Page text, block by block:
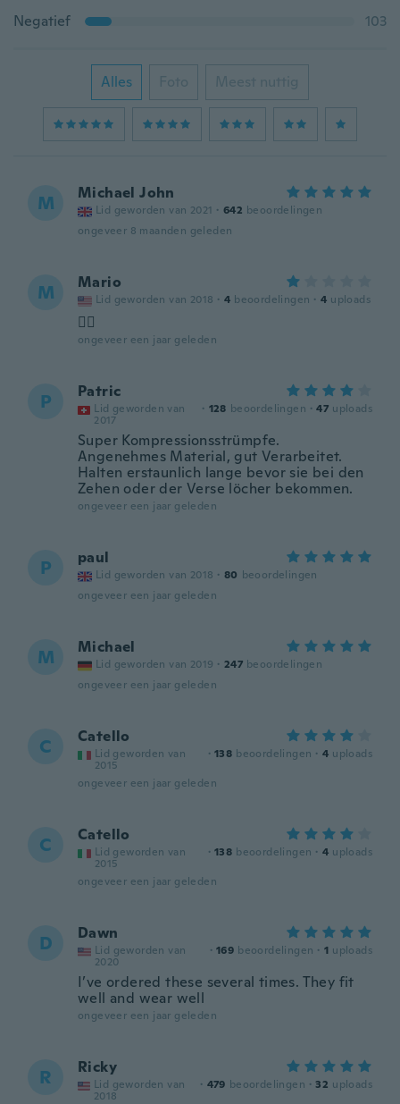
Negatief
103
Alles Foto Meest nuttig
M Michael John
Lid geworden van 2021 · 642 beoordelingen
ongeveer 8 maanden geleden
M Mario
Lid geworden van 2018 · 4 beoordelingen · 4 uploads
👌🏽
ongeveer een jaar geleden
P Patric
Lid geworden van
2017
· 128 beoordelingen · 47 uploads
Super Kompressionsstrümpfe.
Angenehmes Material, gut Verarbeitet.
Halten erstaunlich lange bevor sie bei den
Zehen oder der Verse löcher bekommen.
ongeveer een jaar geleden
P paul
Lid geworden van 2018 · 80 beoordelingen
ongeveer een jaar geleden
M Michael
Lid geworden van 2019 · 247 beoordelingen
ongeveer een jaar geleden
C Catello
Lid geworden van
2015
· 138 beoordelingen · 4 uploads
ongeveer een jaar geleden
C Catello
Lid geworden van
2015
· 138 beoordelingen · 4 uploads
ongeveer een jaar geleden
D Dawn
Lid geworden van
2020
· 169 beoordelingen · 1 uploads
I’ve ordered these several times. They fit
well and wear well
ongeveer een jaar geleden
R Ricky
Lid geworden van
2018
· 479 beoordelingen · 32 uploads